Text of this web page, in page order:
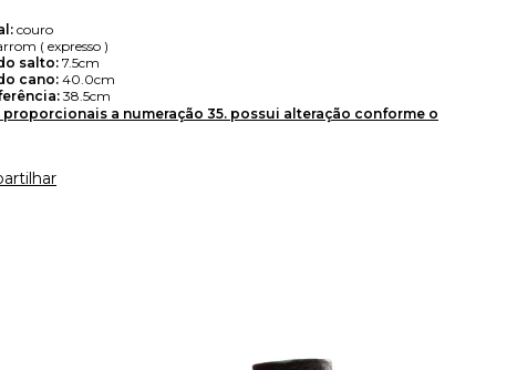
couro
( expresso )
salto: 7.5cm
cano: 40.0cm
38.5cm
a numeração 35. possui alteração conforme o